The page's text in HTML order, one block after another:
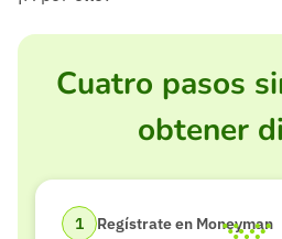
Cuatro pasos
obtener
Regístrate en Moneyman